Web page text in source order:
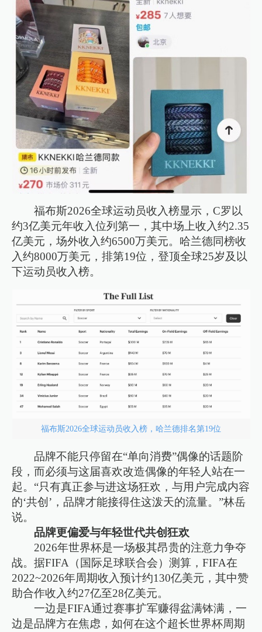
福布斯2026全球运动员收入榜显示，C罗以
约3亿美元年收入位列第一，其中场上收入约2.35
亿美元，场外收入约6500万美元。哈兰德同榜收
入约8000万美元，排第19位，登顶全球25岁及以
下运动员收入榜。
福布斯2026全球运动员收入榜，哈兰德排名第19位
品牌不能只停留在“单向消费”偶像的话题阶
段，而必须与这届喜欢改造偶像的年轻人站在一
起。“只有真正参与进这场狂欢，与用户完成内容
的‘共创’，品牌才能接得住这泼天的流量。”林岳
说。
品牌更偏爱与年轻世代共创狂欢
2026年世界杯是一场极其昂贵的注意力争夺
战。据FIFA（国际足球联合会）测算，FIFA在
2022~2026年周期收入预计约130亿美元，其中赞
助合作收入约27亿至28亿美元。
一边是FIFA通过赛事扩军赚得盆满钵满，一
边是品牌方在焦虑，如何在这个超长世界杯周期